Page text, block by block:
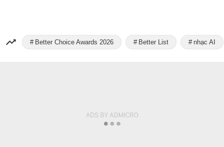
Better Choice Awards 2026 Better List nhạc AI